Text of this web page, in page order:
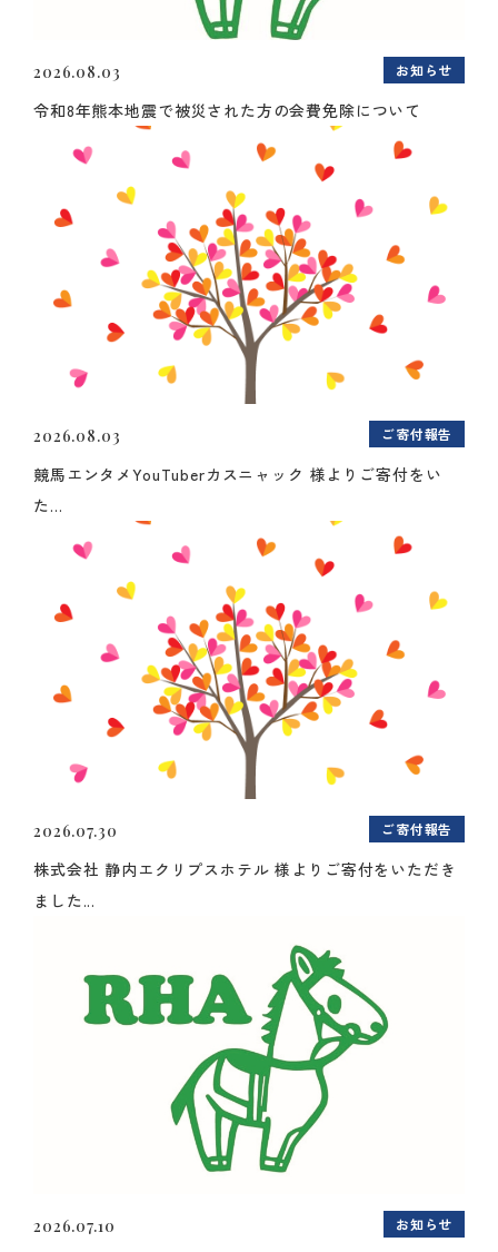
2026.08.03 お知らせ
令和8年熊本地震で被災された方の会費免除について
2026.08.03 ご寄付報告
競馬エンタメYouTuberカスニャック 様よりご寄付をい
た...
2026.07.30 ご寄付報告
株式会社 静内エクリプスホテル 様よりご寄付をいただき
ました...
2026.07.10 お知らせ